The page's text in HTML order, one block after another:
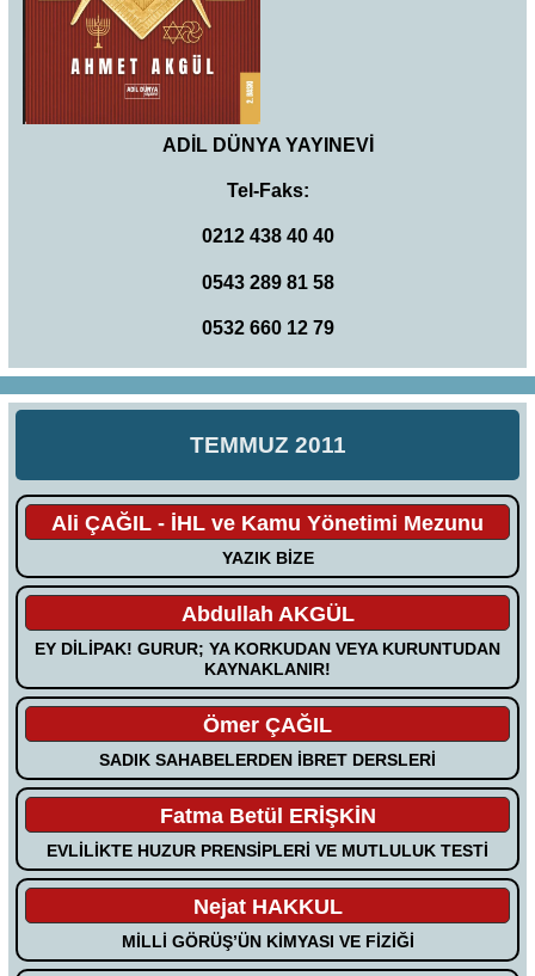
ADİL DÜNYA YAYINEVİ
Tel-Faks:
0212 438 40 40
0543 289 81 58
0532 660 12 79
TEMMUZ 2011
Ali ÇAĞIL - İHL ve Kamu Yönetimi Mezunu
YAZIK BİZE
Abdullah AKGÜL
EY DİLİPAK! GURUR; YA KORKUDAN VEYA KURUNTUDAN
KAYNAKLANIR!
Ömer ÇAĞIL
SADIK SAHABELERDEN İBRET DERSLERİ
Fatma Betül ERİŞKİN
EVLİLİKTE HUZUR PRENSİPLERİ VE MUTLULUK TESTİ
Nejat HAKKUL
MİLLİ GÖRÜŞ’ÜN KİMYASI VE FİZİĞİ